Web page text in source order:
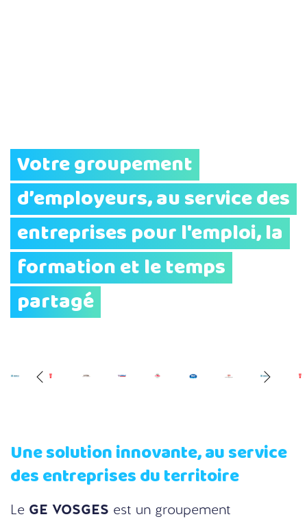
Votre groupement
d’employeurs, au service des
entreprises pour l'emploi, la
formation et le temps
partagé
Une solution innovante, au service
des entreprises du territoire
Le GE VOSGES est un groupement